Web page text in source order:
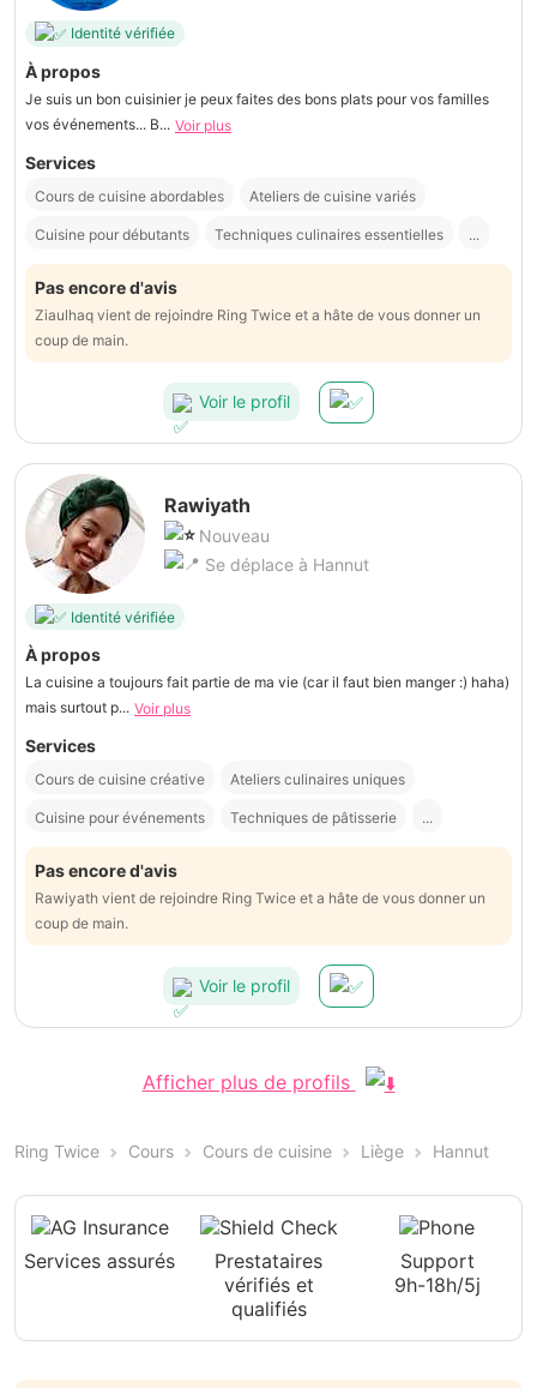
Identité vérifiée
À propos
Je suis un bon cuisinier je peux faites des bons plats pour vos familles
vos événements... B... Voir plus
Services
Cours de cuisine abordables Ateliers de cuisine variés
Cuisine pour débutants Techniques culinaires essentielles ...
Pas encore d'avis
Ziaulhaq vient de rejoindre Ring Twice et a hâte de vous donner un
coup de main.
Voir le profil
Rawiyath
Nouveau
Se déplace à Hannut
Identité vérifiée
À propos
La cuisine a toujours fait partie de ma vie (car il faut bien manger :) haha)
mais surtout p... Voir plus
Services
Cours de cuisine créative Ateliers culinaires uniques
Cuisine pour événements Techniques de pâtisserie ...
Pas encore d'avis
Rawiyath vient de rejoindre Ring Twice et a hâte de vous donner un
coup de main.
Voir le profil
Afficher plus de profils
Ring Twice Cours Cours de cuisine Liège Hannut
Services assurés
Prestataires
vérifiés et
qualifiés
Support
9h-18h/5j